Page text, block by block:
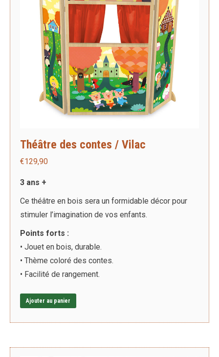
Théâtre des contes / Vilac
€129,90
3 ans +
Ce théâtre en bois sera un formidable décor pour
stimuler l’imagination de vos enfants.
Points forts :
• Jouet en bois, durable.
• Thème coloré des contes.
• Facilité de rangement.
Ajouter au panier